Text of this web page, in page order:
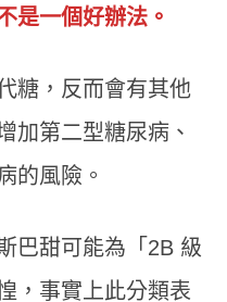
是一個好辦法。
糖，反而會有其他
加第二型糖尿病、
的風險。
巴甜可能為「2B 級
，事實上此分類表